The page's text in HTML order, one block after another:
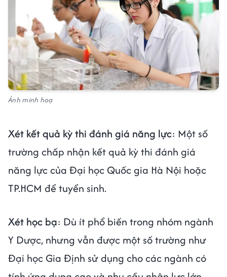
Ảnh minh hoạ
Xét kết quả kỳ thi đánh giá năng lực: Một số
trường chấp nhận kết quả kỳ thi đánh giá
năng lực của Đại học Quốc gia Hà Nội hoặc
TP.HCM để tuyển sinh.
Xét học bạ: Dù ít phổ biến trong nhóm ngành
Y Dược, nhưng vẫn được một số trường như
Đại học Gia Định sử dụng cho các ngành có